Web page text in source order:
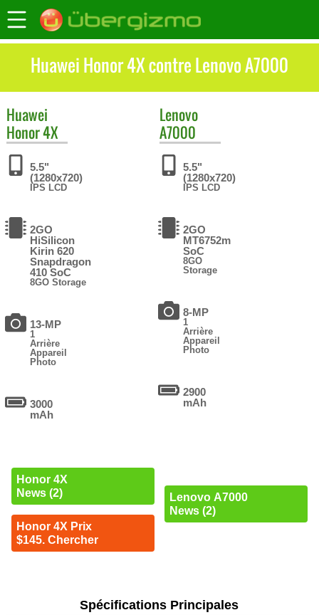
Huawei Honor 4X contre Lenovo A7000
Huawei
Honor 4X
5.5"
(1280x720)
IPS LCD
2GO
HiSilicon
Kirin 620
Snapdragon
410 SoC
8GO Storage
13-MP
1
Arrière
Appareil
Photo
3000
mAh
Honor 4X
News (2)
Honor 4X Prix
$145. Chercher
Lenovo
A7000
5.5"
(1280x720)
IPS LCD
2GO
MT6752m
SoC
8GO
Storage
8-MP
1
Arrière
Appareil
Photo
2900
mAh
Lenovo A7000
News (2)
Spécifications Principales